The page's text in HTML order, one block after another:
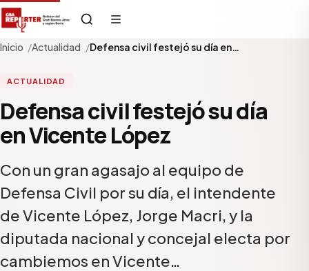
Inicio Actualidad Defensa civil festejó su día en…
ACTUALIDAD
Defensa civil festejó su día
en Vicente López
Con un gran agasajo al equipo de
Defensa Civil por su día, el intendente
de Vicente López, Jorge Macri, y la
diputada nacional y concejal electa por
cambiemos en Vicente…